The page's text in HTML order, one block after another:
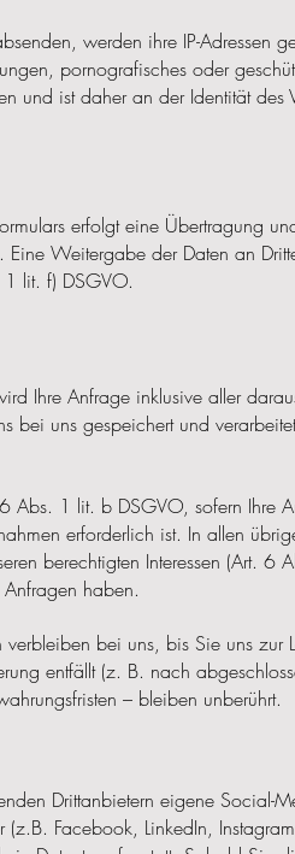
werden ihre IP-Adressen
pornografisches oder
ist daher an der Identität des
erfolgt eine Übertragung
Weitergabe der Daten an
lit. f) DSGVO.
Ihre Anfrage inklusive aller
bei uns gespeichert und
1 lit. b DSGVO, sofern Ihre
erforderlich ist. In allen
berechtigten Interessen (Art. 6
haben.
bei uns, bis Sie uns
entfällt (z. B. nach
– bleiben unberührt.
Drittanbietern eigene Social-
Facebook, LinkedIn,